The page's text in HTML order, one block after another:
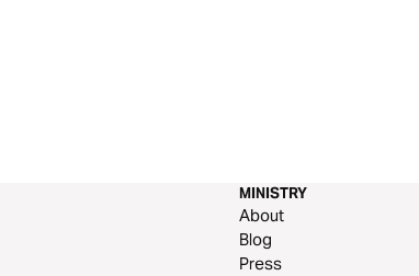
MINISTRY
About
Blog
Press